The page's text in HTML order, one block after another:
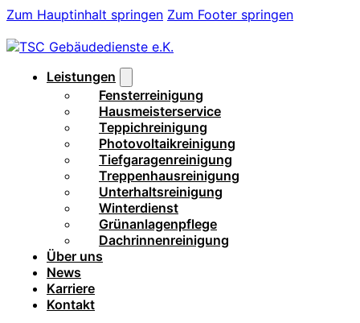
Zum Hauptinhalt springen Zum Footer springen
Leistungen
Fensterreinigung
Hausmeisterservice
Teppichreinigung
Photovoltaikreinigung
Tiefgaragenreinigung
Treppenhausreinigung
Unterhaltsreinigung
Winterdienst
Grünanlagenpflege
Dachrinnenreinigung
Über uns
News
Karriere
Kontakt